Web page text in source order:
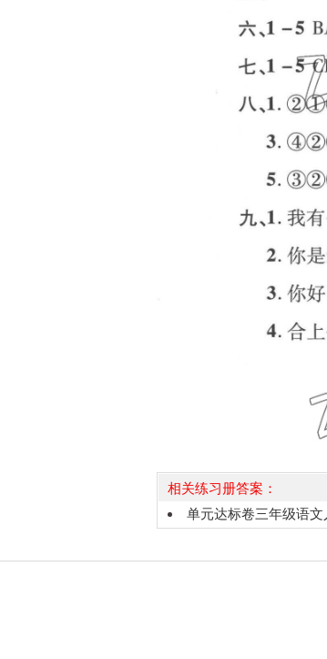
相关练习册答案：
单元达标卷三年级语文